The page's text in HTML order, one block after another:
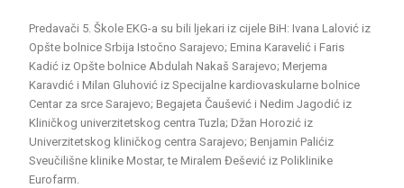
Predavači 5. Škole EKG-a su bili ljekari iz cijele BiH: Ivana Lalović iz
Opšte bolnice Srbija Istočno Sarajevo; Emina Karavelić i Faris
Kadić iz Opšte bolnice Abdulah Nakaš Sarajevo; Merjema
Karavdić i Milan Gluhović iz Specijalne kardiovaskularne bolnice
Centar za srce Sarajevo; Begajeta Čaušević i Nedim Jagodić iz
Kliničkog univerzitetskog centra Tuzla; Džan Horozić iz
Univerzitetskog kliničkog centra Sarajevo; Benjamin Palićiz
Sveučilišne klinike Mostar, te Miralem Đešević iz Poliklinike
Eurofarm.